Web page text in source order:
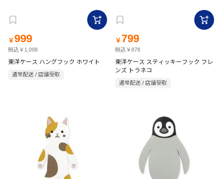
￥999
税込￥1,098
東洋ケース ハングフック ホワイト
通常配送 / 店舗受取
￥ 799
税込￥878
東洋ケース スティッキーフック フレ
ンズ トラネコ
通常配送 / 店舗受取